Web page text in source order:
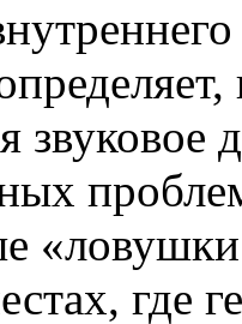
звуковое
где